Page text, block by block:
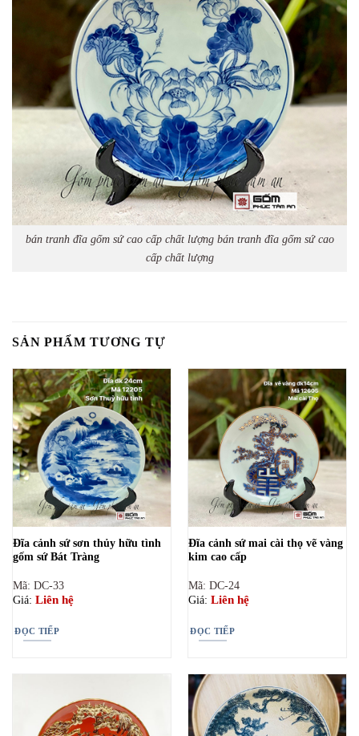
bán tranh đĩa gốm sứ cao cấp chất lượng bán tranh đĩa gốm sứ cao
cấp chất lượng
SẢN PHẨM TƯƠNG TỰ
Đĩa cảnh sứ sơn thủy hữu tình
gốm sứ Bát Tràng
Mã: DC-33
Giá: Liên hệ
ĐỌC TIẾP
Đĩa cảnh sứ mai cài thọ vẽ vàng
kim cao cấp
Mã: DC-24
Giá: Liên hệ
ĐỌC TIẾP